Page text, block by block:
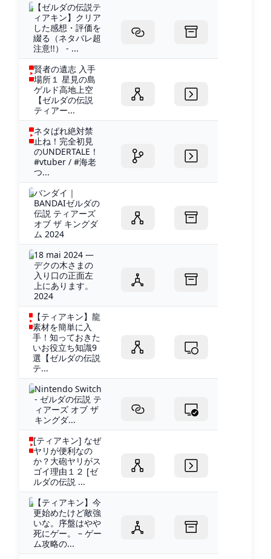
【ゼルダの伝説テ
ィアキン】クリア
した感想・評価を
綴る（ネタバレ超
注意!!） - ...
賢者の遺志 入手
場所１ 星見の島
ゲルド高地上空
【ゼルダの伝説
ティアー...
ネタばれ絶対禁
止ね！完全初見
のUNDERTALE！
#vtuber / #海老
つ...
バンダイ｜
BANDAIゼルダの
伝説 ティアーズ
オブ ザ キングダ
ム 2024
18 mai 2024 —
デクの木さまの
入り口の正面左
上にあります。
2024
【ティアキン】龍
素材を簡単に入
手！知っておきた
いお役立ち知識9
選【ゼルダの伝説
テ...
Nintendo Switch
- ゼルダの伝説 テ
ィアーズ オブ ザ
キングダ...
[ティアキン] なぜ
ヤリが便利なの
か？大砲ヤリがス
ゴイ理由１２ [ゼ
ルダの伝説 ...
【ティアキン】今
更始めたけど敵強
いな。序盤はやや
死にゲー。 – ゲー
ム攻略の...